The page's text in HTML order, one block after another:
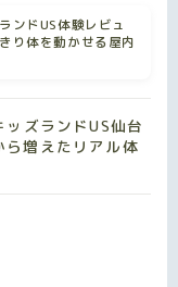
ンドUS体験レビュ
り体を動かせる屋内
ズランドUS仙台
増えたリアル体